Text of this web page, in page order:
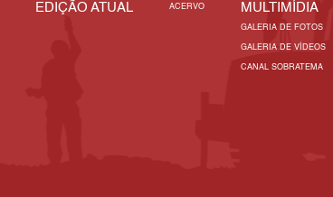
EDIÇÃO ATUAL ACERVO MULTIMÍDIA
GALERIA DE FOTOS
GALERIA DE VÍDEOS
CANAL SOBRATEMA